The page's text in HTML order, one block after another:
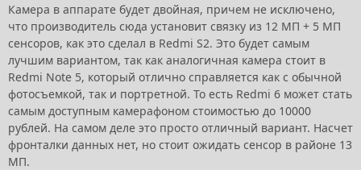
Камера в аппарате будет двойная, причем не исключено,
что производитель сюда установит связку из 12 МП + 5 МП
сенсоров, как это сделал в Redmi S2. Это будет самым
лучшим вариантом, так как аналогичная камера стоит в
Redmi Note 5, который отлично справляется как с обычной
фотосъемкой, так и портретной. То есть Redmi 6 может стать
самым доступным камерафоном стоимостью до 10000
рублей. На самом деле это просто отличный вариант. Насчет
фронталки данных нет, но стоит ожидать сенсор в районе 13
МП.